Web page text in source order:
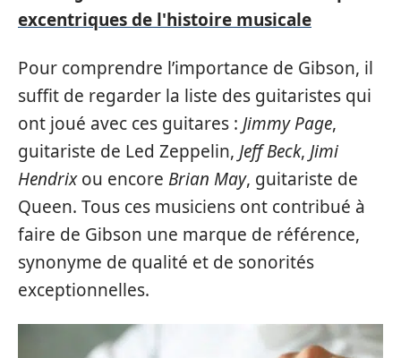
excentriques de l'histoire musicale
Pour comprendre l’importance de Gibson, il
suffit de regarder la liste des guitaristes qui
ont joué avec ces guitares : Jimmy Page,
guitariste de Led Zeppelin, Jeff Beck, Jimi
Hendrixou encore Brian May, guitariste de
Queen. Tous ces musiciens ont contribué à
faire de Gibson une marque de référence,
synonyme de qualité et de sonorités
exceptionnelles.